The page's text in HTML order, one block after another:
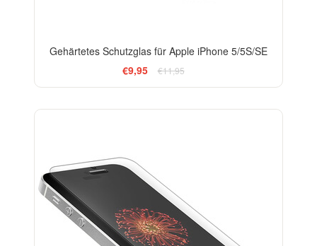
Gehärtetes Schutzglas für Apple iPhone 5/5S/SE
€9,95
€11,95